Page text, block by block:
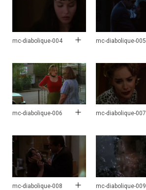
mc-diabolique-004 mc-diabolique-005
mc-diabolique-006 mc-diabolique-007
mc-diabolique-008 mc-diabolique-009